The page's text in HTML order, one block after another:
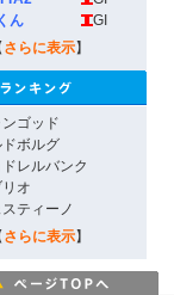
ん
GI
さらに表示】
ゴッド
ドボルグ
レルバンク
オ
ティーノ
さらに表示】